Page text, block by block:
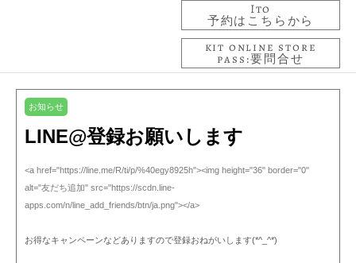
Ito
予約はこちらから
kit online store
pass:要問合せ
お知らせ
LINE@登録お願いします
<a href="https://line.me/R/ti/p/%40egy8925h"><img height="36" border="0"
alt="友だち追加" src="https://scdn.line-
apps.com/n/line_add_friends/btn/ja.png"></a>
お得なキャンペーンなどありますので登録おねがいします(*^_^*)